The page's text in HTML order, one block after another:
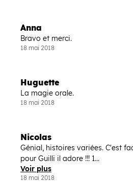
Anna
Bravo et merci.
18 mai 2018
Huguette
La magie orale.
18 mai 2018
Nicolas
Génial, histoires variées. C'est
pour Guilli il adore !!! 1...
Voir plus
18 mai 2018